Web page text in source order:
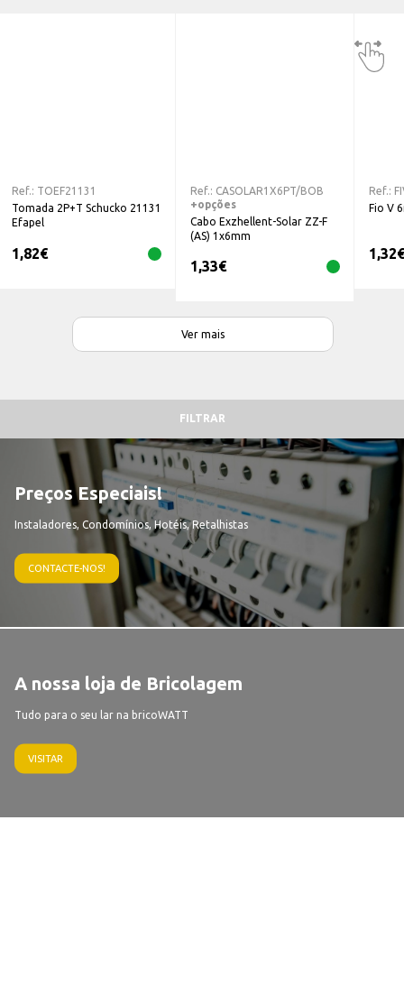
Ref.: TOEF21131
Tomada 2P+T Schucko 21131
Efapel
1,82€
Ref.: CASOLAR1X6PT/BOB
+opções
Cabo Exzhellent-Solar ZZ-F
(AS) 1x6mm
1,33€
Ref.:
Fio V
1,32€
Ver mais
FILTRAR
Preços Especiais!
Instaladores, Condomínios, Hotéis, Retalhistas
CONTACTE-NOS!
A nossa loja de Bricolagem
Tudo para o seu lar na bricoWATT
VISITAR